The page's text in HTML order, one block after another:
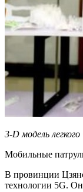
3-D модель
Мобильные
В провинции
технологии 5G.